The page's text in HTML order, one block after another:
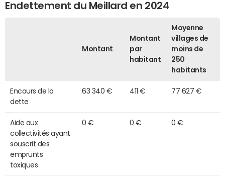
Endettement du Meillard en 2024
Montant
Montant
par
habitant
Moyenne
villages de
moins de
250
habitants
Encours de la
dette
63 340 € 411 € 77 627 €
Aide aux
collectivités ayant
souscrit des
emprunts
toxiques
0 € 0 € 0 €